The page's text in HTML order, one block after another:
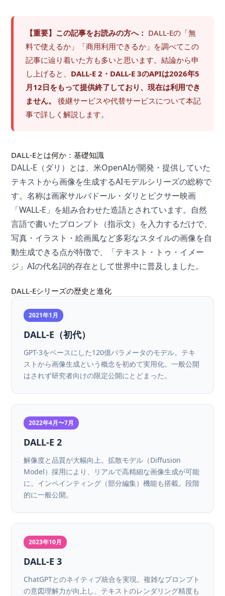
【重要】この記事をお読みの方へ： DALL-Eの「無
料で使えるか」「商用利用できるか」を調べてこの
記事に辿り着いた方も多いと思います。結論から申
し上げると、 DALL-E 2・DALL-E 3のAPIは2026年5
月12日をもって提供終了しており、現在は利用でき
ません。
後継サービスや代替サービスについて本記
事で詳しく解説します。
DALL-Eとは何か：基礎知識
DALL-E（ダリ）とは、米OpenAIが開発・提供していた
テキストから画像を生成するAIモデルシリーズの総称で
す。名称は画家サルバドール・ダリとピクサー映画
「WALL-E」を組み合わせた造語とされています。自然
言語で書いたプロンプト（指示文）を入力するだけで、
写真・イラスト・絵画風など多彩なスタイルの画像を自
動生成できる点が特徴で、「テキスト・トゥ・イメー
ジ」AIの代名詞的存在として世界中に普及しました。
DALL-Eシリーズの歴史と進化
2021年1月
DALL-E（初代）
GPT-3をベースにした120億パラメータのモデル。テキ
ストから画像生成という概念を初めて実用化。一般公開
はされず研究者向けの限定公開にとどまった。
2022年4月〜7月
DALL-E 2
解像度と品質が大幅向上。拡散モデル（Diffusion
Model）採用により、リアルで高精細な画像生成が可能
に。インペインティング（部分編集）機能も搭載。段階
的に一般公開。
2023年10月
DALL-E 3
ChatGPTとのネイティブ統合を実現。複雑なプロンプト
の意図理解力が向上し、テキストのレンダリング精度も